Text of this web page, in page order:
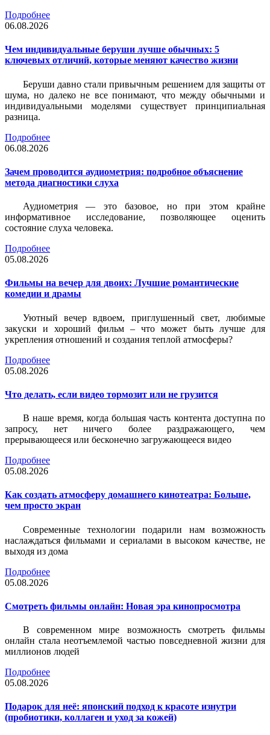
Подробнее
06.08.2026
Чем индивидуальные беруши лучше обычных: 5
ключевых отличий, которые меняют качество жизни
Беруши давно стали привычным решением для защиты от
шума, но далеко не все понимают, что между обычными и
индивидуальными моделями существует принципиальная
разница.
Подробнее
06.08.2026
Зачем проводится аудиометрия: подробное объяснение
метода диагностики слуха
Аудиометрия — это базовое, но при этом крайне
информативное исследование, позволяющее оценить
состояние слуха человека.
Подробнее
05.08.2026
Фильмы на вечер для двоих: Лучшие романтические
комедии и драмы
Уютный вечер вдвоем, приглушенный свет, любимые
закуски и хороший фильм – что может быть лучше для
укрепления отношений и создания теплой атмосферы?
Подробнее
05.08.2026
Что делать, если видео тормозит или не грузится
В наше время, когда большая часть контента доступна по
запросу, нет ничего более раздражающего, чем
прерывающееся или бесконечно загружающееся видео
Подробнее
05.08.2026
Как создать атмосферу домашнего кинотеатра: Больше,
чем просто экран
Современные технологии подарили нам возможность
наслаждаться фильмами и сериалами в высоком качестве, не
выходя из дома
Подробнее
05.08.2026
Смотреть фильмы онлайн: Новая эра кинопросмотра
В современном мире возможность смотреть фильмы
онлайн стала неотъемлемой частью повседневной жизни для
миллионов людей
Подробнее
05.08.2026
Подарок для неё: японский подход к красоте изнутри
(пробиотики, коллаген и уход за кожей)